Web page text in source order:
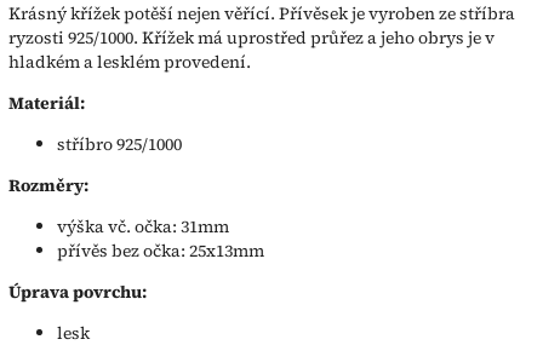
Krásný křížek potěší nejen věřící. Přívěsek je vyroben ze stříbra
ryzosti 925/1000. Křížek má uprostřed průřez a jeho obrys je v
hladkém a lesklém provedení.
Materiál:
stříbro 925/1000
Rozměry:
výška vč. očka: 31mm
přívěs bez očka: 25x13mm
Úprava povrchu:
lesk